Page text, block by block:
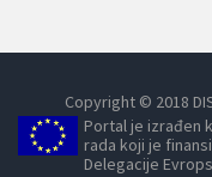
Copyright © 2018
Portal je izrađen
rada koji je
Delegacije